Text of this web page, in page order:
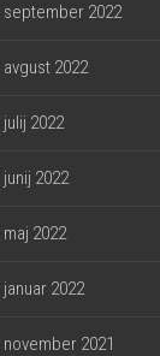
september 2022
avgust 2022
julij 2022
junij 2022
maj 2022
januar 2022
november 2021